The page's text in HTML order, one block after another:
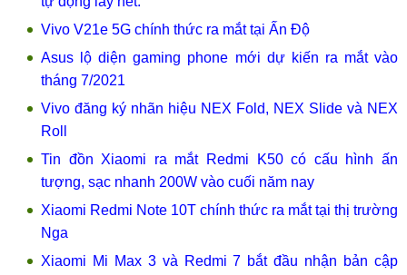
Vivo V21e 5G chính thức ra mắt tại Ấn Độ
Asus lộ diện gaming phone mới dự kiến ra mắt vào
tháng 7/2021
Vivo đăng ký nhãn hiệu NEX Fold, NEX Slide và NEX
Roll
Tin đồn Xiaomi ra mắt Redmi K50 có cấu hình ấn
tượng, sạc nhanh 200W vào cuối năm nay
Xiaomi Redmi Note 10T chính thức ra mắt tại thị trường
Nga
Xiaomi Mi Max 3 và Redmi 7 bắt đầu nhận bản cập